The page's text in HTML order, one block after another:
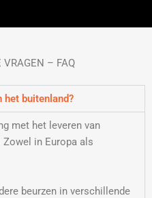
VRAGEN – FAQ
het buitenland?
met het leveren van
in Europa als
beurzen in verschillende